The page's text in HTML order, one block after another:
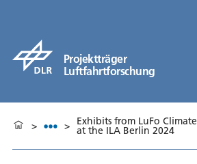
Projektträger
Luftfahrtforschung
> > Exhibits from LuFo Climate
at the ILA Berlin 2024